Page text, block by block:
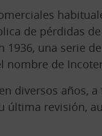
de pérdidas
una serie
nombre de
diversos años,
última revisión,